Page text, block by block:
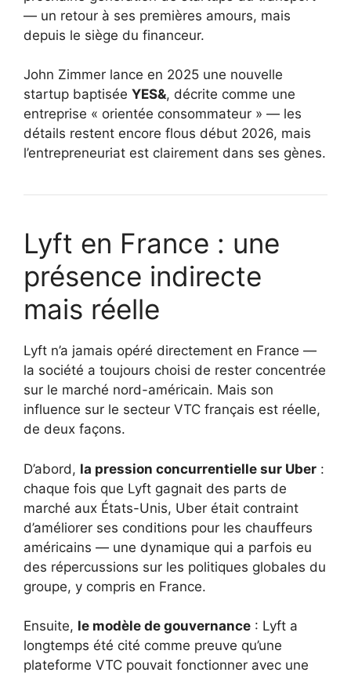
— un retour à ses premières amours, mais
depuis le siège du financeur.
John Zimmer lance en 2025 une nouvelle
startup baptisée YES&, décrite comme une
entreprise « orientée consommateur » — les
détails restent encore flous début 2026, mais
l’entrepreneuriat est clairement dans ses gènes.
Lyft en France : une
présence indirecte
mais réelle
Lyft n’a jamais opéré directement en France —
la société a toujours choisi de rester concentrée
sur le marché nord-américain. Mais son
influence sur le secteur VTC français est réelle,
de deux façons.
D’abord, la pression concurrentielle sur Uber :
chaque fois que Lyft gagnait des parts de
marché aux États-Unis, Uber était contraint
d’améliorer ses conditions pour les chauffeurs
américains — une dynamique qui a parfois eu
des répercussions sur les politiques globales du
groupe, y compris en France.
Ensuite, le modèle de gouvernance : Lyft a
longtemps été cité comme preuve qu’une
plateforme VTC pouvait fonctionner avec une